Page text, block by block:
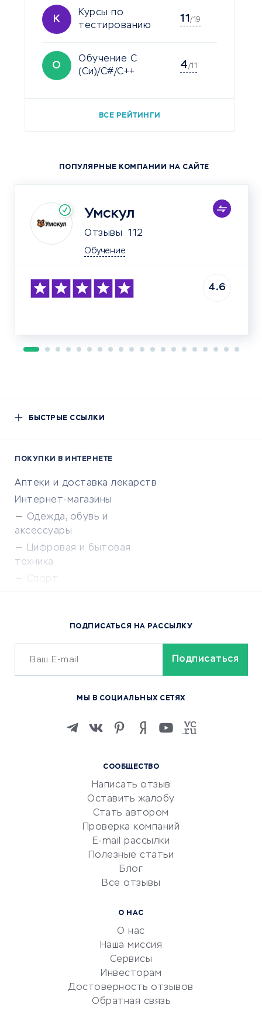
К
Курсы по
тестированию
11/19
О
Обучение C
(Си)/C#/C++
4/11
ВСЕ РЕЙТИНГИ
ПОПУЛЯРНЫЕ КОМПАНИИ НА САЙТЕ
Умскул
Отзывы 112
Обучение
4.6
БЫСТРЫЕ ССЫЛКИ
ПОКУПКИ В ИНТЕРНЕТЕ
Аптеки и доставка лекарств
Интернет-магазины
Одежда, обувь и
аксессуары
Цифровая и бытовая
техника
Спорт
Сервисы доставки
ОБУЧЕНИЕ И РАБОТА
Изучение иностранных
Маркетинг и продажи
Репетиторство
Красота и здоровье
Сервисы по поиску работы
Сетевой маркетинг
УСЛУГИ ДЛЯ БИЗНЕСА
документооборот
Юридические компании
СООБЩЕСТВО
Написать отзыв
Оставить жалобу
Стать автором
Проверка компаний
E-mail рассылки
Полезные статьи
Блог
Все отзывы
О НАС
О нас
Наша миссия
Сервисы
Инвесторам
Достоверность отзывов
Обратная связь
ПОДПИСАТЬСЯ НА РАССЫЛКУ
МЫ В СОЦИАЛЬНЫХ СЕТЯХ